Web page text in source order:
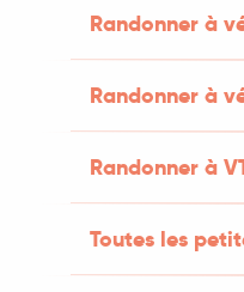
Randonner à
Randonner à
Randonner à
Toutes les